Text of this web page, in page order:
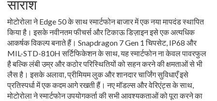
सारांश
मोटोरोला ने Edge 50 के साथ स्मार्टफोन बाजार में एक नया मापदंड स्थापित
किया है। इसके नवीनतम फीचर्स और टिकाऊ डिज़ाइन इसे एक अत्यधिक
आकर्षक विकल्प बनाते हैं। Snapdragon 7 Gen 1 चिपसेट, IP68 और
MIL-STD-810H सर्टिफिकेशन के साथ, यह स्मार्टफोन ना केवल पावरफुल
है बल्कि लंबी उम्र और कठोर परिस्थितियों को सहन करने की क्षमताओं से भी
लैस है। इसके अलावा, प्रीमियम लुक और शानदार चार्जिंग सुविधाएँ इसे
प्रतिस्पर्धा में एक कदम आगे रखती हैं। नए मॉडल्स और वेरिएंट्स के साथ,
मोटोरोला ने स्मार्टफोन उपयोगकर्ता की सभी आवश्यकताओं को पूरा करने का